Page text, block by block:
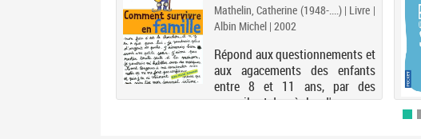
Mathelin, Catherine (1948-....) | Livre |
Albin Michel | 2002
Répond aux questionnements et
aux agacements des enfants
entre 8 et 11 ans, par des
conseils et des règles d'or.